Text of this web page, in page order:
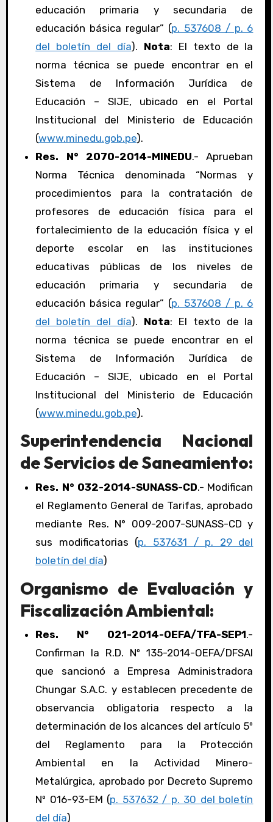
educación primaria y secundaria de
educación básica regular” (p. 537608 / p. 6
del boletín del día). Nota: El texto de la
norma técnica se puede encontrar en el
Sistema de Información Jurídica de
Educación – SIJE, ubicado en el Portal
Institucional del Ministerio de Educación
(www.minedu.gob.pe).
Res. N° 2070-2014-MINEDU.- Aprueban
Norma Técnica denominada “Normas y
procedimientos para la contratación de
profesores de educación física para el
fortalecimiento de la educación física y el
deporte escolar en las instituciones
educativas públicas de los niveles de
educación primaria y secundaria de
educación básica regular” (p. 537608 / p. 6
del boletín del día). Nota: El texto de la
norma técnica se puede encontrar en el
Sistema de Información Jurídica de
Educación – SIJE, ubicado en el Portal
Institucional del Ministerio de Educación
(www.minedu.gob.pe).
Superintendencia Nacional
de Servicios de Saneamiento:
Res. N° 032-2014-SUNASS-CD.- Modifican
el Reglamento General de Tarifas, aprobado
mediante Res. N° 009-2007-SUNASS-CD y
sus modificatorias (p. 537631 / p. 29 del
boletín del día)
Organismo de Evaluación y
Fiscalización Ambiental:
Res. N° 021-2014-OEFA/TFA-SEP1.-
Confirman la R.D. Nº 135-2014-OEFA/DFSAI
que sancionó a Empresa Administradora
Chungar S.A.C. y establecen precedente de
observancia obligatoria respecto a la
determinación de los alcances del artículo 5º
del Reglamento para la Protección
Ambiental en la Actividad Minero-
Metalúrgica, aprobado por Decreto Supremo
Nº 016-93-EM (p. 537632 / p. 30 del boletín
del día)